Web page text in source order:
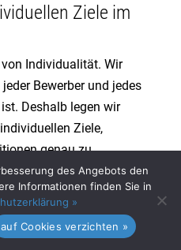
Ziele im
Individualität. Wir
Bewerber und jedes
Deshalb legen wir
Ziele,
genau zu
den nächsten
machen möchten oder
SAP-Experten
Vermittlung auf Ihre
des Angebots den
Informationen finden Sie in
»
auf Cookies verzichten »